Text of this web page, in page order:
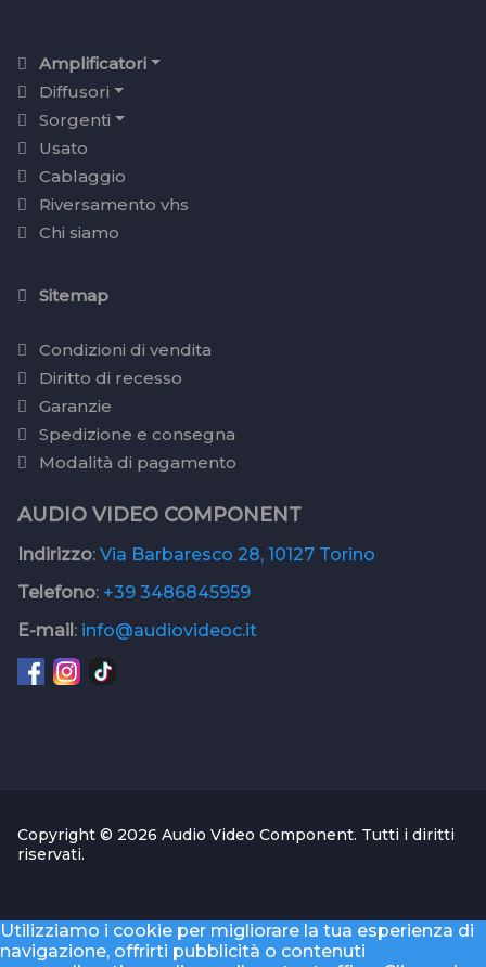
Amplificatori
Diffusori
Sorgenti
Usato
Cablaggio
Riversamento vhs
Chi siamo
Sitemap
Condizioni di vendita
Diritto di recesso
Garanzie
Spedizione e consegna
Modalità di pagamento
AUDIO VIDEO COMPONENT
Indirizzo: Via Barbaresco 28, 10127 Torino
Telefono: +39 3486845959
E-mail: info@audiovideoc.it
Copyright © 2026 Audio Video Component. Tutti i diritti
riservati.
Utilizziamo i cookie per migliorare la tua esperienza di
navigazione, offrirti pubblicità o contenuti